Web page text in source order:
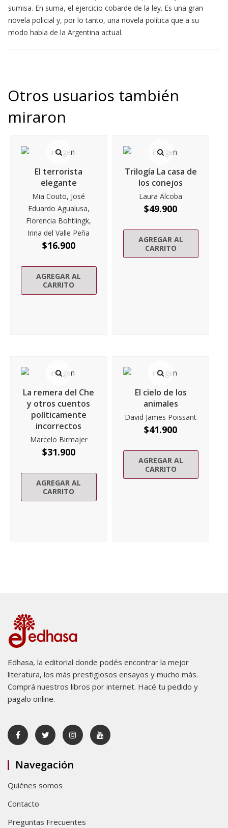
sumisa. En suma, el ejercicio cobarde de la ley. Es una gran
novela policial y, por lo tanto, una novela política que a su
modo habla de la Argentina actual.
Otros usuarios también
miraron
El terrorista
elegante
Mia Couto, José
Eduardo Agualusa,
Florencia Bohtlingk,
Irina del Valle Peña
$16.900
AGREGAR AL
CARRITO
Trilogía La casa de
los conejos
Laura Alcoba
$49.900
AGREGAR AL
CARRITO
La remera del Che
y otros cuentos
políticamente
incorrectos
Marcelo Birmajer
$31.900
AGREGAR AL
CARRITO
El cielo de los
animales
David James Poissant
$41.900
AGREGAR AL
CARRITO
Edhasa, la editorial donde podés encontrar la mejor
literatura, los más prestigiosos ensayos y mucho más.
Comprá nuestros libros por internet. Hacé tu pedido y
pagalo online.
Navegación
Quiénes somos
Contacto
Preguntas Frecuentes